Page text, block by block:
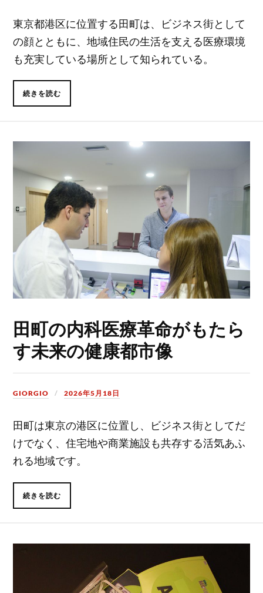
東京都港区に位置する田町は、ビジネス街として
の顔とともに、地域住民の生活を支える医療環境
も充実している場所として知られている。
続きを読む
田町の内科医療革命がもたら
す未来の健康都市像
GIORGIO 2026年5月18日
田町は東京の港区に位置し、ビジネス街としてだ
けでなく、住宅地や商業施設も共存する活気あふ
れる地域です。
続きを読む